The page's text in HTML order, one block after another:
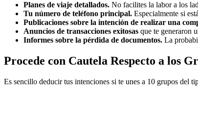
Planes de viaje detallados. No facilites la labor a los
Tu número de teléfono principal. Especialmente si
Publicaciones sobre la intención de realizar una
Anuncios de transacciones exitosas que te generaron
Informes sobre la pérdida de documentos. La
Procede con Cautela Respecto a los
Es sencillo deducir tus intenciones si te unes a 10 grupos del